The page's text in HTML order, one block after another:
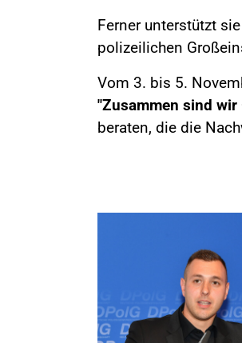
Ferner unterstützt
polizeilichen
Vom 3. bis 5.
"Zusammen sind wir
beraten, die die